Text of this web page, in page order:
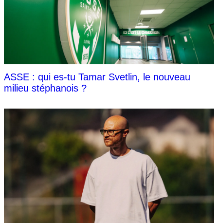
ASSE : qui es-tu Tamar Svetlin, le nouveau
milieu stéphanois ?